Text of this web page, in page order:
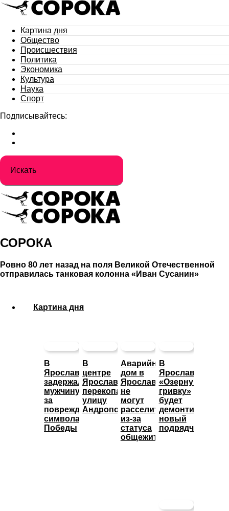
Картина дня
Общество
Происшествия
Политика
Экономика
Культура
Наука
Спорт
Подписывайтесь:
СОРОКА
Ровно 80 лет назад на поля Великой Отечественной
отправилась танковая колонна «Иван Сусанин»
Картина дня
В
Ярославле
задержали
мужчину
за
повреждение
символа
Победы
В
центре
Ярославля
перекопали
улицу
Андропова
Аварийный
дом в
Ярославле
не
могут
расселить
из-за
статуса
общежития
В
Ярославле
«Озерную
гривку»
будет
демонтировать
новый
подрядчик